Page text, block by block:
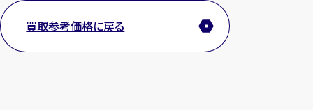
買取参考価格に戻る